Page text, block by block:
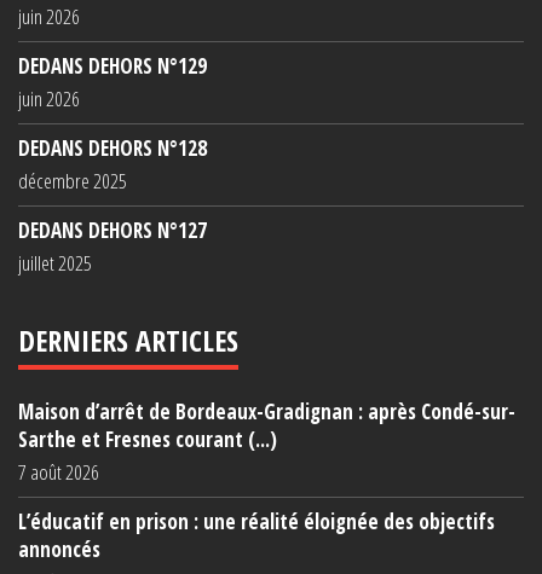
juin 2026
DEDANS DEHORS N°129
juin 2026
DEDANS DEHORS N°128
décembre 2025
DEDANS DEHORS N°127
juillet 2025
DERNIERS ARTICLES
Maison d’arrêt de Bordeaux-Gradignan : après Condé-sur-
Sarthe et Fresnes courant (...)
7 août 2026
L’éducatif en prison : une réalité éloignée des objectifs
annoncés